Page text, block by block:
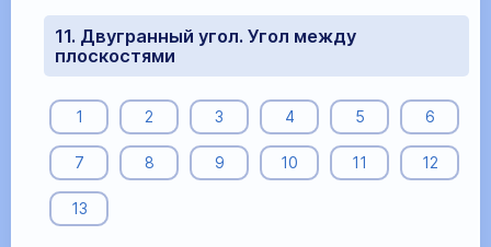
11. Двугранный угол. Угол между
плоскостями
1 2 3 4 5 6
7 8 9 10 11 12
13